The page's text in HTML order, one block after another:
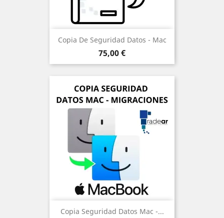
Copia De Seguridad Datos - Mac
Precio
75,00 €
Copia Seguridad Datos Mac -...